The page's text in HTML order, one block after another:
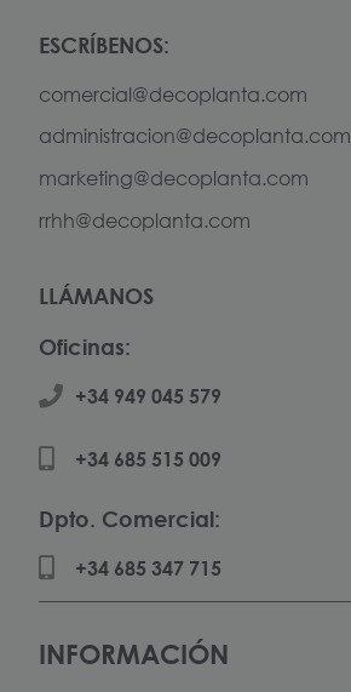
ESCRÍBENOS:
comercial@decoplanta.com
administracion@decoplanta.com
marketing@decoplanta.com
rrhh@decoplanta.com
LLÁMANOS
Oficinas:
+34 949 045 579
+34 685 515 009
Dpto. Comercial:
+34 685 347 715
INFORMACIÓN